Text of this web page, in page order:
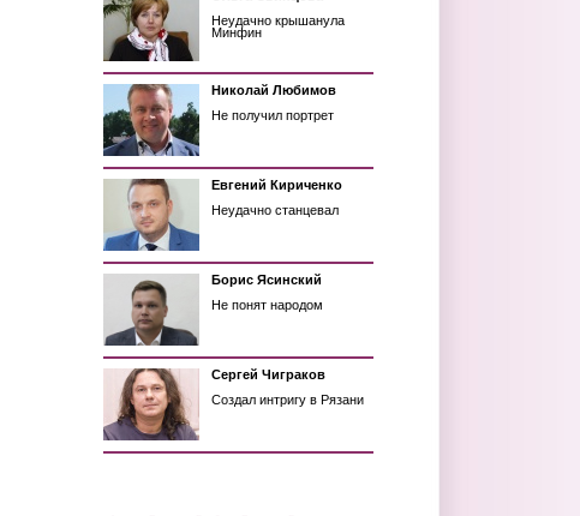
Неудачно крышанула
Минфин
Николай Любимов
Не получил портрет
Евгений Кириченко
Неудачно станцевал
Борис Ясинский
Не понят народом
Сергей Чиграков
Создал интригу в Рязани